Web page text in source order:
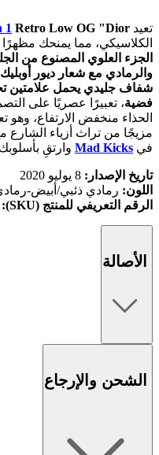
تعيد 1 Retro Low OG "Dior"
الكلاسيكي، مما يمنحك
الجزء العلوي المصنوع من
والرمادي مع شعار ديور أوبليك
فضية، تعبيرًا عصريًا على
الحذاء منخفض الارتفاع، وهو
مزيجًا من تراث أزياء الشارع
في Mad Kicks وارتقِ
تاريخ الإصدار: 8 يوليو 2020
اللون: رمادي ذئبي/أبيض-
الرقم التعريفي للمنتج (SKU):
الأصالة
الشحن والإرجاع